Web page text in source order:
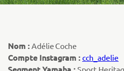
Nom : Adélie Coche
Compte Instagram : cch_adelie
Sport